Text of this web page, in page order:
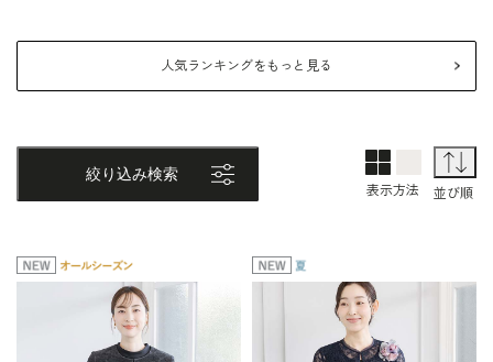
人気ランキングをもっと見る
絞り込み検索
表示方法
1列表示
並び順